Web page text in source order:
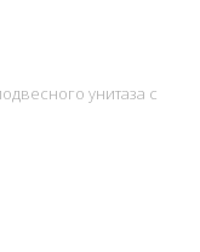
унитаза с